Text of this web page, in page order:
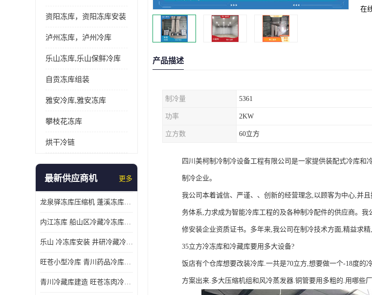
资阳冻库，资阳冻库安装
泸州冻库，泸州冷库
乐山冻库,乐山保鲜冷库
自贡冻库组装
雅安冷库,雅安冻库
攀枝花冻库
烘干冷链
最新供应商机 更多
龙泉驿冻库压缩机 蓬溪冻库冷风机价格
内江冻库 船山区冷藏冷冻库安装
乐山 冷冻库安装 井研冷藏冷冻库设备 报价表
旺苍小型冷库 青川药品冷库设备 设计方案
青川冷藏库建造 旺苍冻肉冷库安装 报价表
在
产品描述
制冷量 5361
功率 2KW
立方数 60立方
四川美柯制冷制冷设备工程有限公司是一家提供装配式冷库
制冷企业。
我公司本着诚信、严谨、、创新的经营理念,以顾客为中心,并
务体系,力求成为智能冷库工程的及各种制冷配件的供应商。
修安装企业资质证书。多年来,我公司在制冷技术方面,精益求精
35立方冷冻库和冷藏库要用多大设备?
饭店有个仓库想要改装冷库.一共是70立方,想要做一个-18度
方案出来.多大压缩机组和风冷蒸发器.铜管要用多粗的.用哪些